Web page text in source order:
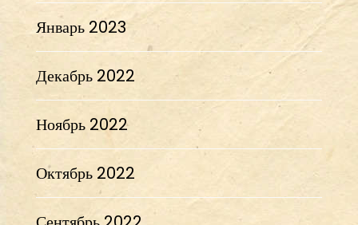
Январь 2023
Декабрь 2022
Ноябрь 2022
Октябрь 2022